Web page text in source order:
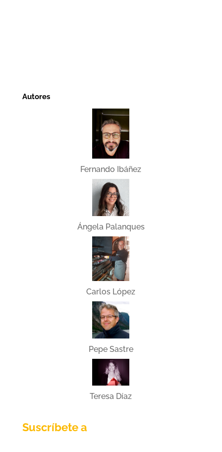
Autores
Fernando Ibáñez
Ángela Palanques
Carlos López
Pepe Sastre
Teresa Díaz
Suscríbete a